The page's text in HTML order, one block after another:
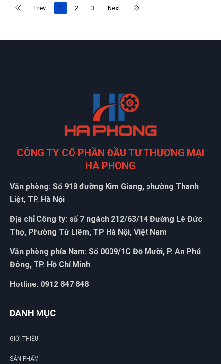
Prev 1 2 3 Next
CÔNG TY CỔ PHẦN ĐẦU TƯ THƯƠNG MẠI
HÀ PHONG
Văn phòng: Số 918 đường Kim Giang, phường Thanh
Liệt, TP. Hà Nội
Địa chỉ Công ty: số 7 ngách 212/63/14 Đường Lê Đức
Thọ, Phường Từ Liêm, TP Hà Nội, Việt Nam
Văn phòng phía Nam: Số 0009/1C Đỗ Mười, P. An Phú
Đông, TP. Hồ Chí Minh
Hotline: 0912 847 848
DANH MỤC
GIỚI THIỆU
SẢN PHẨM